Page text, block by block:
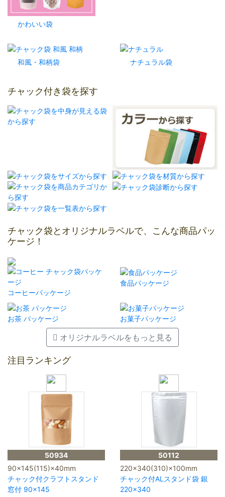
かわいい袋
和風・和柄袋 ナチュラル袋
チャック付き袋を探す
チャック袋とオリジナルラベルで、こんな商品パッ
ケージ！
コーヒーパッケージ
食品パッケージ
お茶 パッケージ お菓子パッケージ
オリジナルラベルをもっと見る
注目ランキング
50934
90×145(115)×40mm
チャック付クラフトスタンド
窓付 90×145
50112
220×340(310)×100mm
チャック付ALスタンド袋 銀
220×340